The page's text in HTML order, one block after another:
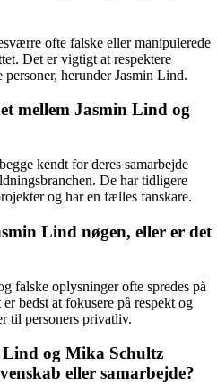
ofte falske eller manipulerede
Det er vigtigt at respektere
herunder Jasmin Lind.
mellem Jasmin Lind og
kendt for deres samarbejde
De har tidligere
og har en fælles fanskare.
Lind nøgen, eller er det
falske oplysninger ofte spredes på
bedst at fokusere på respekt og
til personers privatliv.
og Mika Schultz
eller samarbejde?